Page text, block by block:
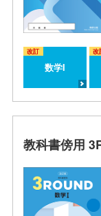
改訂
数学I
改
教科書傍用